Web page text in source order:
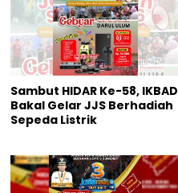
Sambut HIDAR Ke-58, IKBAD
Bakal Gelar JJS Berhadiah
Sepeda Listrik